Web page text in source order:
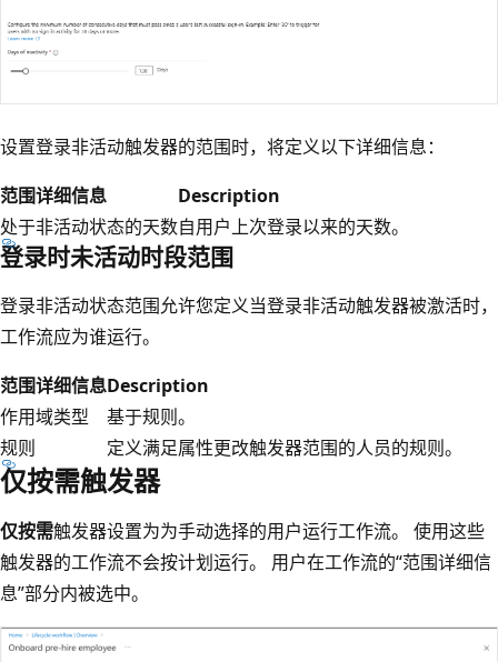
设置登录非活动触发器的范围时，将定义以下详细信息：
范围详细信息
Description
处于非活动状态的天数自用户上次登录以来的天数。
登录时未活动时段范围
登录非活动状态范围允许您定义当登录非活动触发器被激活时，
工作流应为谁运行。
范围详细信息Description
作用域类型
基于规则。
规则
定义满足属性更改触发器范围的人员的规则。
仅按需触发器
仅按需触发器设置为为手动选择的用户运行工作流。 使用这些
触发器的工作流不会按计划运行。 用户在工作流的“范围详细信
息”部分内被选中。